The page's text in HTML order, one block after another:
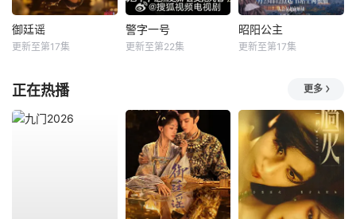
御廷谣
更新至第17集
警字一号
更新至第22集
昭阳公主
更新至第17集
正在热播 更多